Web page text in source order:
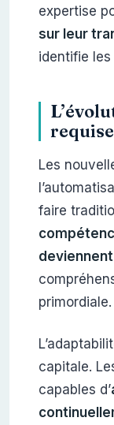
expertise
sur leur
identifie
Les
faire
primordiale.
capitale.
capables d’